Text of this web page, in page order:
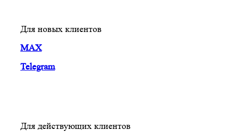
Для новых клиентов
MAX
Telegram
Для действующих клиентов